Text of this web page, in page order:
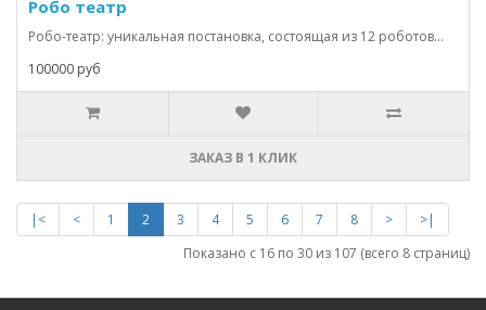
Робо театр
Робо-театр: уникальная постановка, состоящая из 12 роботов...
100000 руб
ЗАКАЗ В 1 КЛИК
|< < 1 2 3 4 5 6 7 8 >
>|
Показано с 16 по 30 из 107 (всего 8 страниц)